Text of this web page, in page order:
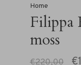
Home
Filippa
moss
€220,00